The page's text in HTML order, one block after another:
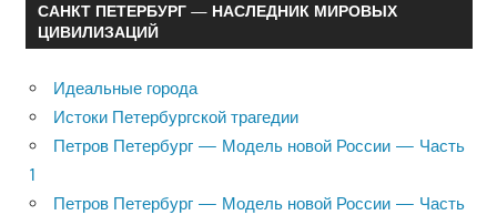
САНКТ ПЕТЕРБУРГ — НАСЛЕДНИК МИРОВЫХ
ЦИВИЛИЗАЦИЙ
Идеальные города
Истоки Петербургской трагедии
Петров Петербург — Модель новой России — Часть
1
Петров Петербург — Модель новой России — Часть